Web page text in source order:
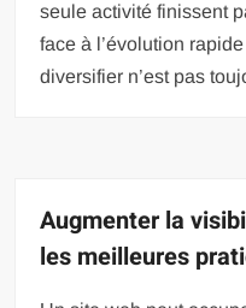
seule activité finissent
face à l’évolution
diversifier n’est pas
Augmenter la
les meilleures